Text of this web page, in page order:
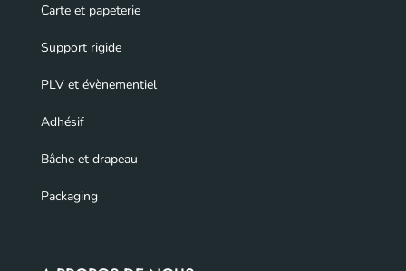
Carte et papeterie
Support rigide
PLV et évènementiel
Adhésif
Bâche et drapeau
Packaging